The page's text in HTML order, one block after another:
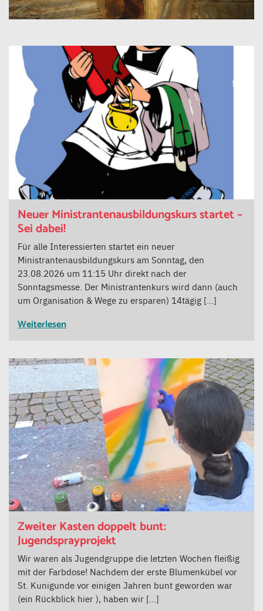
Neuer Ministrantenausbildungskurs startet –
Sei dabei!
Für alle Interessierten startet ein neuer
Ministrantenausbildungskurs am Sonntag, den
23.08.2026 um 11:15 Uhr direkt nach der
Sonntagsmesse. Der Ministrantenkurs wird dann (auch
um Organisation & Wege zu ersparen) 14tägig […]
Weiterlesen
Zweiter Kasten doppelt bunt:
Jugendsprayprojekt
Wir waren als Jugendgruppe die letzten Wochen fleißig
mit der Farbdose! Nachdem der erste Blumenkübel vor
St. Kunigunde vor einigen Jahren bunt geworden war
(ein Rückblick hier ), haben wir […]